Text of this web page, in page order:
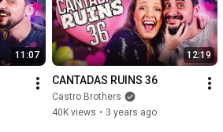
11:07 12:19
CANTADAS RUINS 36
Castro Brothers
40K views • 3 years ago